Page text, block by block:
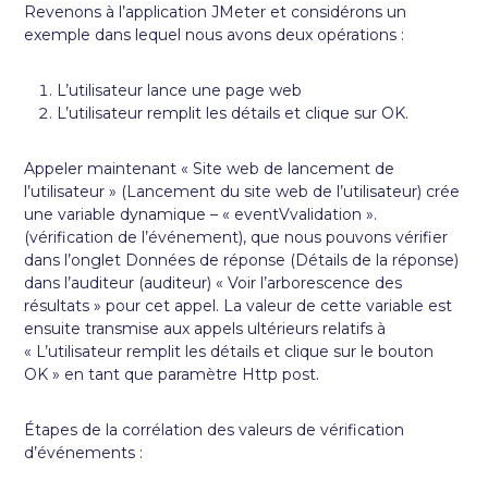
Revenons à l’application JMeter et considérons un
exemple dans lequel nous avons deux opérations :
L’utilisateur lance une page web
L’utilisateur remplit les détails et clique sur OK.
Appeler maintenant « Site web de lancement de
l’utilisateur » (Lancement du site web de l’utilisateur) crée
une variable dynamique – « eventVvalidation ».
(vérification de l’événement), que nous pouvons vérifier
dans l’onglet Données de réponse (Détails de la réponse)
dans l’auditeur (auditeur) « Voir l’arborescence des
résultats » pour cet appel. La valeur de cette variable est
ensuite transmise aux appels ultérieurs relatifs à
« L’utilisateur remplit les détails et clique sur le bouton
OK » en tant que paramètre Http post.
Étapes de la corrélation des valeurs de vérification
d’événements :